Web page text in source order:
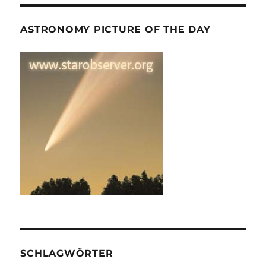
ASTRONOMY PICTURE OF THE DAY
SCHLAGWÖRTER